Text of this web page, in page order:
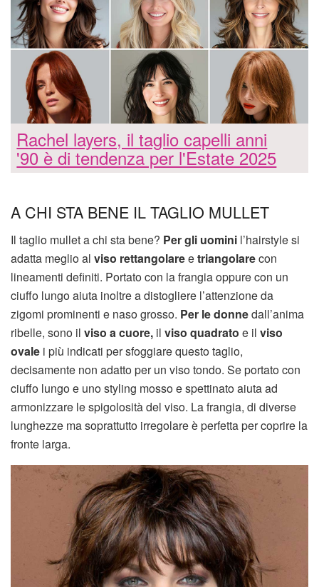
Rachel layers, il taglio capelli anni
'90 è di tendenza per l'Estate 2025
A CHI STA BENE IL TAGLIO MULLET
Il taglio mullet a chi sta bene? Per gli uomini l’hairstyle si
adatta meglio al viso rettangolareetriangolarecon
lineamenti definiti. Portato con la frangia oppure con un
ciuffo lungo aiuta inoltre a distogliere l’attenzione da
zigomi prominenti e naso grosso. Per le donnedall’anima
ribelle, sono il viso a cuore, il viso quadrato e il viso
ovale i più indicati per sfoggiare questo taglio,
decisamente non adatto per un viso tondo. Se portato con
ciuffo lungo e uno styling mosso e spettinato aiuta ad
armonizzare le spigolosità del viso. La frangia, di diverse
lunghezze ma soprattutto irregolare è perfetta per coprire la
fronte larga.